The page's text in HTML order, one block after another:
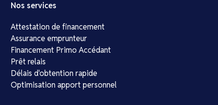
Nos services
Attestation de financement
Assurance emprunteur
Financement Primo Accédant
Prêt relais
Délais d'obtention rapide
Optimisation apport personnel